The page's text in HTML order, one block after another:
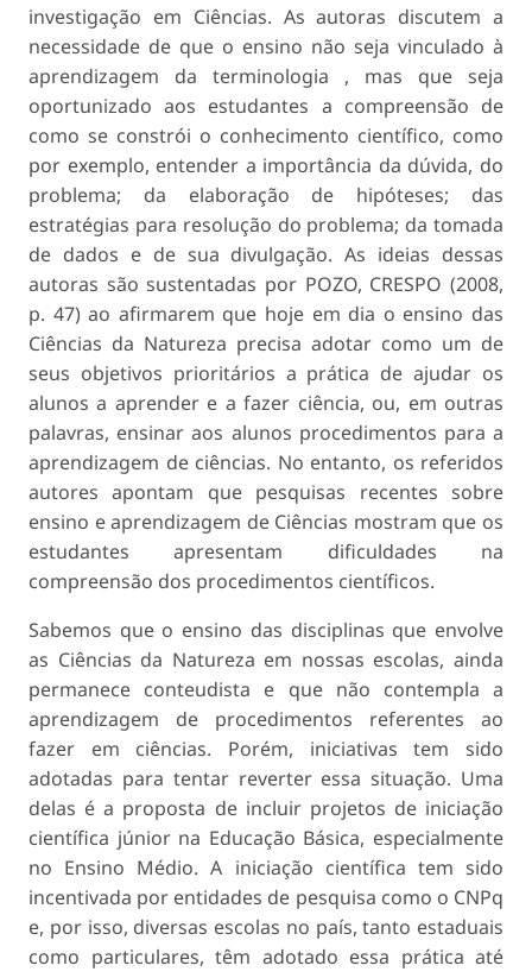
investigação em Ciências. As autoras discutem a
necessidade de que o ensino não seja vinculado à
aprendizagem da terminologia , mas que seja
oportunizado aos estudantes a compreensão de
como se constrói o conhecimento científico, como
por exemplo, entender a importância da dúvida, do
problema; da elaboração de hipóteses; das
estratégias para resolução do problema; da tomada
de dados e de sua divulgação. As ideias dessas
autoras são sustentadas por POZO, CRESPO (2008,
p. 47) ao afirmarem que hoje em dia o ensino das
Ciências da Natureza precisa adotar como um de
seus objetivos prioritários a prática de ajudar os
alunos a aprender e a fazer ciência, ou, em outras
palavras, ensinar aos alunos procedimentos para a
aprendizagem de ciências. No entanto, os referidos
autores apontam que pesquisas recentes sobre
ensino e aprendizagem de Ciências mostram que os
estudantes apresentam dificuldades na
compreensão dos procedimentos científicos.
Sabemos que o ensino das disciplinas que envolve
as Ciências da Natureza em nossas escolas, ainda
permanece conteudista e que não contempla a
aprendizagem de procedimentos referentes ao
fazer em ciências. Porém, iniciativas tem sido
adotadas para tentar reverter essa situação. Uma
delas é a proposta de incluir projetos de iniciação
científica júnior na Educação Básica, especialmente
no Ensino Médio. A iniciação científica tem sido
incentivada por entidades de pesquisa como o CNPq
e, por isso, diversas escolas no país, tanto estaduais
como particulares, têm adotado essa prática até